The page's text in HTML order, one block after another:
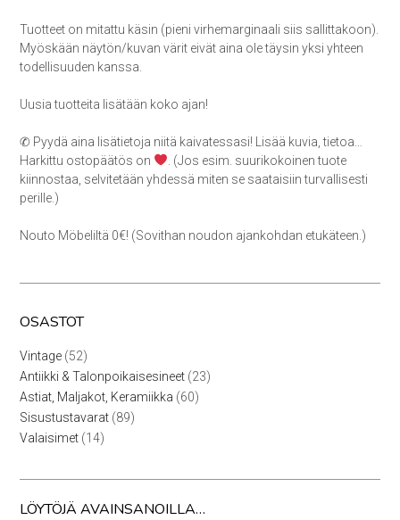
Tuotteet on mitattu käsin (pieni virhemarginaali siis sallittakoon).
Myöskään näytön/kuvan värit eivät aina ole täysin yksi yhteen
todellisuuden kanssa.
Uusia tuotteita lisätään koko ajan!
✆ Pyydä aina lisätietoja niitä kaivatessasi! Lisää kuvia, tietoa…
Harkittu ostopäätös on
. (Jos esim. suurikokoinen tuote
kiinnostaa, selvitetään yhdessä miten se saataisiin turvallisesti
perille.)
Nouto Möbeliltä 0€! (Sovithan noudon ajankohdan etukäteen.)
OSASTOT
Vintage 5252
tuotetta
Antiikki & Talonpoikaisesineet 2323
Astiat, Maljakot, Keramiikka 6060
Sisustustavarat 8989
Valaisimet 1414
LÖYTÖJÄ AVAINSANOILLA…